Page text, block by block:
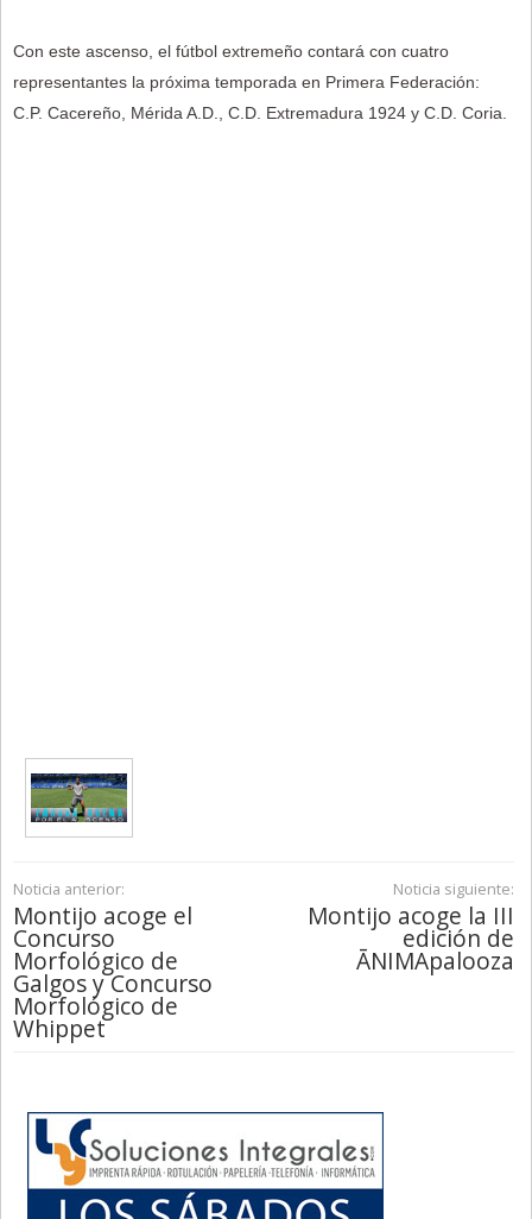
Con este ascenso, el fútbol extremeño contará con cuatro
representantes la próxima temporada en Primera Federación:
C.P. Cacereño, Mérida A.D., C.D. Extremadura 1924 y C.D. Coria.
Noticia anterior:
Montijo acoge el
Concurso
Morfológico de
Galgos y Concurso
Morfológico de
Whippet
Noticia siguiente:
Montijo acoge la III
edición de
ĀNIMApalooza